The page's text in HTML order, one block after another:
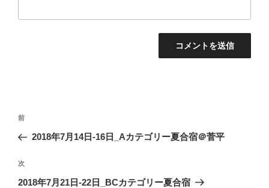
投
ナ
ビ
ゲ
前
の
稿
前
2018年7月14日-16日_Aカテゴリー夏合宿＠菅平
次
の
次
2018年7月21日-22日_BCカテゴリー夏合宿